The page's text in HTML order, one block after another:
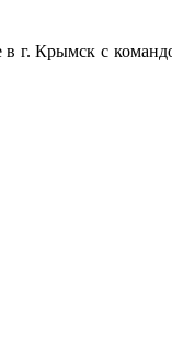
г. Крымск с